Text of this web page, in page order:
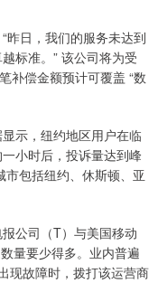
日，我们的服务未达到
标准。” 该公司将为受
补偿金额预计可覆盖 “数
示，纽约地区用户在临
小时后，投诉量达到峰
包括纽约、休斯顿、亚
公司（T）与美国移动
量要少得多。业内普遍
故障时，拨打该运营商